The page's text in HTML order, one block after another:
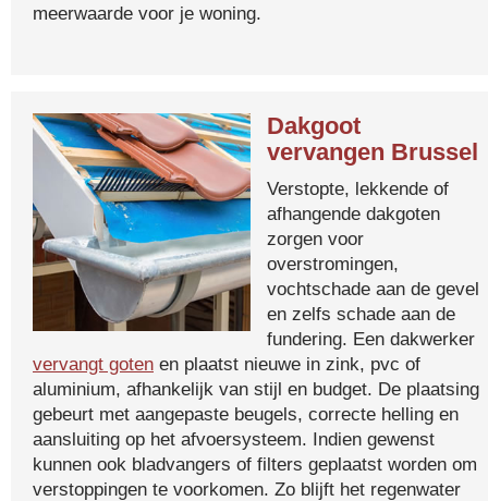
meerwaarde voor je woning.
Dakgoot
vervangen Brussel
Verstopte, lekkende of
afhangende dakgoten
zorgen voor
overstromingen,
vochtschade aan de gevel
en zelfs schade aan de
fundering. Een dakwerker
vervangt goten en plaatst nieuwe in zink, pvc of
aluminium, afhankelijk van stijl en budget. De plaatsing
gebeurt met aangepaste beugels, correcte helling en
aansluiting op het afvoersysteem. Indien gewenst
kunnen ook bladvangers of filters geplaatst worden om
verstoppingen te voorkomen. Zo blijft het regenwater